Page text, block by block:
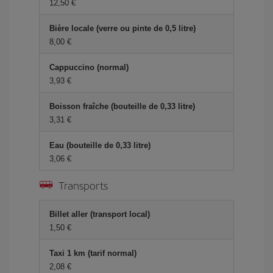
12,50 €
Bière locale (verre ou pinte de 0,5 litre)
8,00 €
Cappuccino (normal)
3,93 €
Boisson fraîche (bouteille de 0,33 litre)
3,31 €
Eau (bouteille de 0,33 litre)
3,06 €
Transports
Billet aller (transport local)
1,50 €
Taxi 1 km (tarif normal)
2,08 €